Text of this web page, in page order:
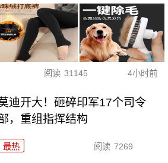
阅读 31145 4小时前
迪开大！砸碎印军17个司令
，重组指挥结构
最热 阅读 7269